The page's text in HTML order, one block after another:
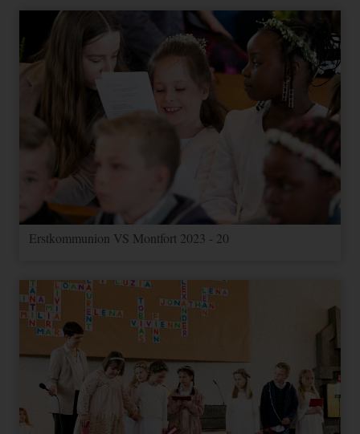
Erstkommunion VS Montfort 2023 - 20